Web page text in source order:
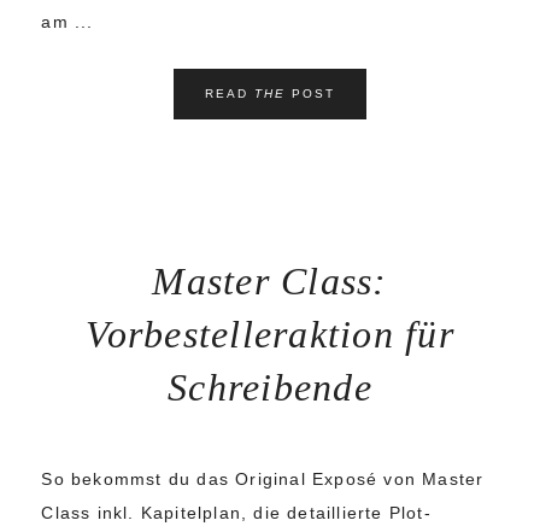
am ...
READ THE POST
Master Class:
Vorbestelleraktion für
Schreibende
So bekommst du das Original Exposé von Master
Class inkl. Kapitelplan, die detaillierte Plot-